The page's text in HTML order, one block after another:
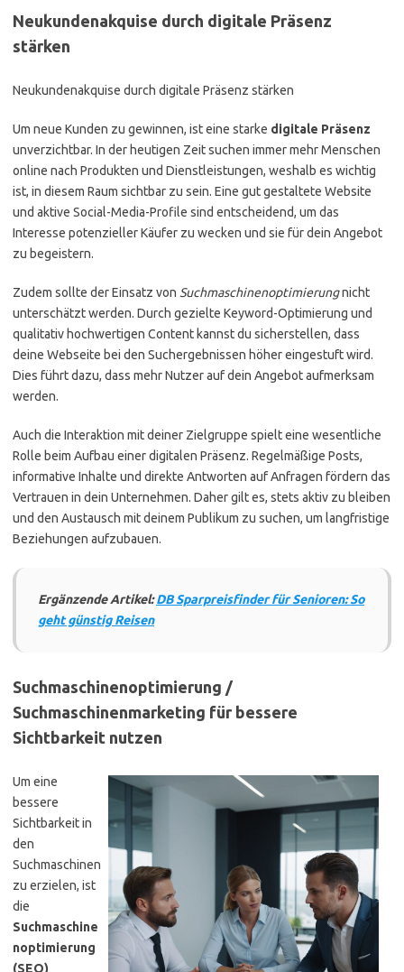
Neukundenakquise durch digitale Präsenz
stärken
Neukundenakquise durch digitale Präsenz stärken
Um neue Kunden zu gewinnen, ist eine starke digitale Präsenz
unverzichtbar. In der heutigen Zeit suchen immer mehr Menschen
online nach Produkten und Dienstleistungen, weshalb es wichtig
ist, in diesem Raum sichtbar zu sein. Eine gut gestaltete Website
und aktive Social-Media-Profile sind entscheidend, um das
Interesse potenzieller Käufer zu wecken und sie für dein Angebot
zu begeistern.
Zudem sollte der Einsatz von Suchmaschinenoptimierungnicht
unterschätzt werden. Durch gezielte Keyword-Optimierung und
qualitativ hochwertigen Content kannst du sicherstellen, dass
deine Webseite bei den Suchergebnissen höher eingestuft wird.
Dies führt dazu, dass mehr Nutzer auf dein Angebot aufmerksam
werden.
Auch die Interaktion mit deiner Zielgruppe spielt eine wesentliche
Rolle beim Aufbau einer digitalen Präsenz. Regelmäßige Posts,
informative Inhalte und direkte Antworten auf Anfragen fördern das
Vertrauen in dein Unternehmen. Daher gilt es, stets aktiv zu bleiben
und den Austausch mit deinem Publikum zu suchen, um langfristige
Beziehungen aufzubauen.
Ergänzende Artikel:DB Sparpreisfinder für Senioren: So
geht günstig Reisen
Suchmaschinenoptimierung /
Suchmaschinenmarketing für bessere
Sichtbarkeit nutzen
Um eine
bessere
Sichtbarkeit in
den
Suchmaschinen
zu erzielen, ist
die
Suchmaschine
noptimierung
(SEO)